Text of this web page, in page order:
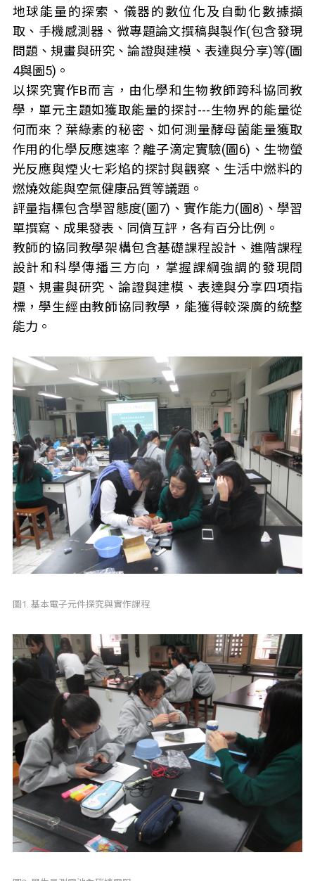
地球能量的探索、儀器的數位化及自動化數據擷
取、手機感測器、微專題論文撰稿與製作(包含發現
問題、規畫與研究、論證與建模、表達與分享)等(圖
4與圖5)。
以探究實作B而言，由化學和生物教師跨科協同教
學，單元主題如獲取能量的探討---生物界的能量從
何而來？葉綠素的秘密、如何測量酵母菌能量獲取
作用的化學反應速率？離子滴定實驗(圖6)、生物螢
光反應與煙火七彩焰的探討與觀察、生活中燃料的
燃燒效能與空氣健康品質等議題。
評量指標包含學習態度(圖7)、實作能力(圖8)、學習
單撰寫、成果發表、同儕互評，各有百分比例。
教師的協同教學架構包含基礎課程設計、進階課程
設計和科學傳播三方向，掌握課綱強調的發現問
題、規畫與研究、論證與建模、表達與分享四項指
標，學生經由教師協同教學，能獲得較深廣的統整
能力。
圖1. 基本電子元件探究與實作課程